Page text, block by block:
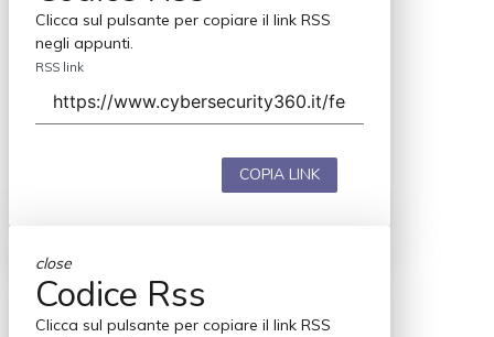
Clicca sul pulsante per copiare il link RSS
negli appunti.
RSS link
COPIA LINK
close
Codice Rss
Clicca sul pulsante per copiare il link RSS